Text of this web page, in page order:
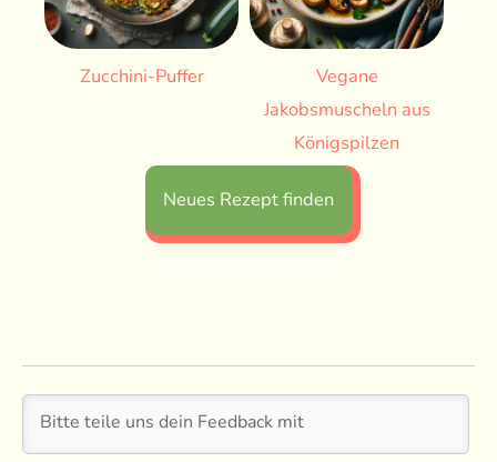
Zucchini-Puffer
Vegane
Jakobsmuscheln aus
Königspilzen
Neues Rezept finden